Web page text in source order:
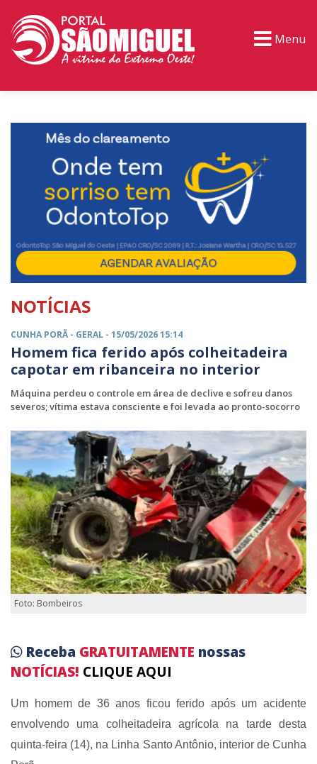
Menu
NOTÍCIAS
CUNHA PORÃ - GERAL - 15/05/2026 15:14
Homem fica ferido após colheitadeira
capotar em ribanceira no interior
Máquina perdeu o controle em área de declive e sofreu danos
severos; vítima estava consciente e foi levada ao pronto-socorro
Foto: Bombeiros
Receba GRATUITAMENTE nossas
NOTÍCIAS! CLIQUE AQUI
Um homem de 36 anos ficou ferido após um acidente
envolvendo uma colheitadeira agrícola na tarde desta
quinta-feira (14), na Linha Santo Antônio, interior de Cunha